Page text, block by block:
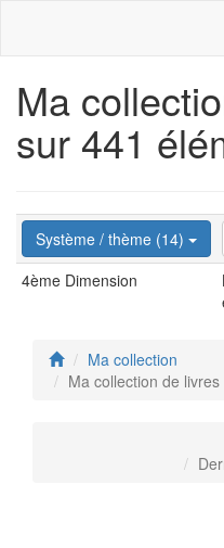
Ma
sur 441
Système / thème (14)
4ème Dimension
Ma collection
Ma collection de